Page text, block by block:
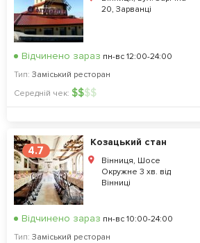
20, Зарванці
Відчинено зараз пн-вс 12:00-24:00
Тип: Заміський ресторан
Середній чек: $$$$
4.7
Козацький стан
Вінниця, Шосе
Окружне 3 хв. від
Вінниці
Відчинено зараз пн-вс 10:00-24:00
Тип: Заміський ресторан